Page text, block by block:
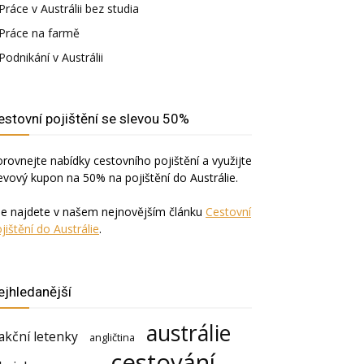
Práce v Austrálii bez studia
Práce na farmě
Podnikání v Austrálii
pojištění se slevou 50%
nabídky cestovního pojištění a využijte
kupon na 50% na pojištění do Austrálie.
najdete v našem nejnovějším článku Cestovní
do Austrálie.
letenky angličtina austrálie